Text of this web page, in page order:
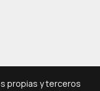
propias y terceros